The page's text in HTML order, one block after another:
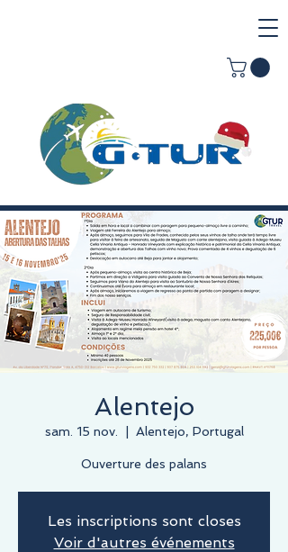
Alentejo
sam. 15 nov. Alentejo, Portugal
Ouverture des palans
Les inscriptions sont closes
Voir d'autres événements